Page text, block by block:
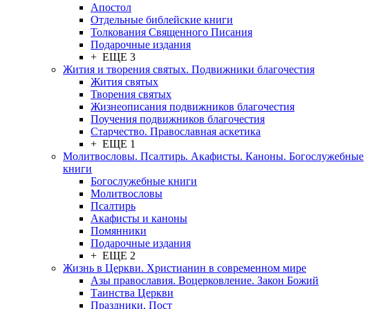
Апостол
Отдельные библейские книги
Толкования Священного Писания
Подарочные издания
+ ЕЩЕ 3
Жития и творения святых. Подвижники благочестия
Жития святых
Творения святых
Жизнеописания подвижников благочестия
Поучения подвижников благочестия
Старчество. Православная аскетика
+ ЕЩЕ 1
Молитвословы. Псалтирь. Акафисты. Каноны. Богослужебные
книги
Богослужебные книги
Молитвословы
Псалтирь
Акафисты и каноны
Помянники
Подарочные издания
+ ЕЩЕ 2
Жизнь в Церкви. Христианин в современном мире
Азы православия. Воцерковление. Закон Божий
Таинства Церкви
Праздники. Пост